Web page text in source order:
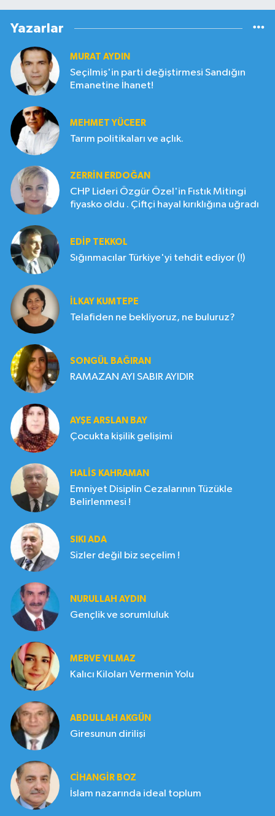
Yazarlar
MURAT AYDIN
Seçilmiş'in parti değiştirmesi Sandığın
Emanetine İhanet!
MEHMET YÜCEER
Tarım politikaları ve açlık.
ZERRIN ERDOĞAN
CHP Lideri Özgür Özel'in Fıstık Mitingi
fiyasko oldu . Çiftçi hayal kırıklığına uğradı
EDIP TEKKOL
Sığınmacılar Türkiye'yi tehdit ediyor (!)
İLKAY KUMTEPE
Telafiden ne bekliyoruz, ne buluruz?
SONGÜL BAĞIRAN
RAMAZAN AYI SABIR AYIDIR
AYŞE ARSLAN BAY
Çocukta kişilik gelişimi
HALIS KAHRAMAN
Emniyet Disiplin Cezalarının Tüzükle
Belirlenmesi !
SIKI ADA
Sizler değil biz seçelim !
NURULLAH AYDIN
Gençlik ve sorumluluk
MERVE YILMAZ
Kalıcı Kiloları Vermenin Yolu
ABDULLAH AKGÜN
Giresunun dirilişi
CIHANGIR BOZ
İslam nazarında ideal toplum